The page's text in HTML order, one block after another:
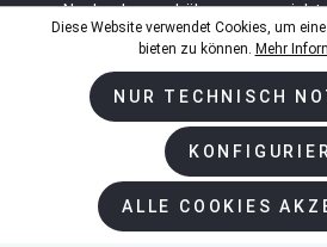
Nachnahmegebühren, wenn nicht
Diese Website verwendet Cookies, um
bieten zu können. Mehr
NUR TECHNISCH
ALLE COOKIES